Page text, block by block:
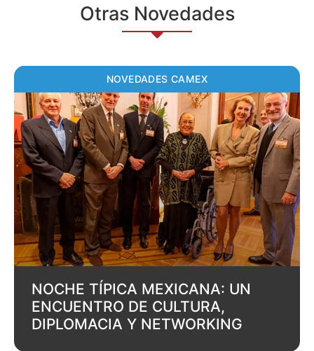
Otras Novedades
NOVEDADES CAMEX
NOCHE TÍPICA MEXICANA: UN
ENCUENTRO DE CULTURA,
DIPLOMACIA Y NETWORKING